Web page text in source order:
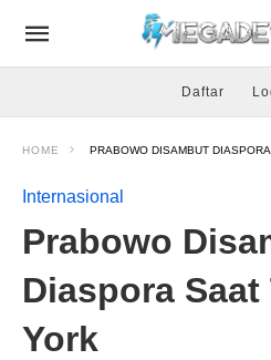
Daftar
HOME PRABOWO DISAMBUT
Internasional
Prabowo
Diaspora
York